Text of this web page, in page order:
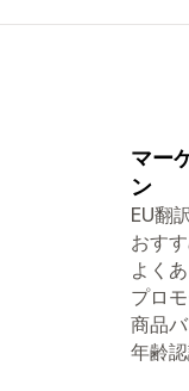
マー
ン
EU翻
おす
よく
プロ
商品
年齢